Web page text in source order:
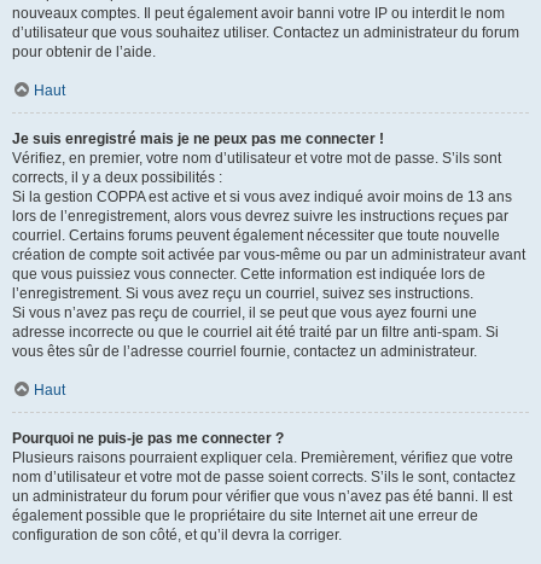
nouveaux comptes. Il peut également avoir banni votre IP ou interdit le nom
d’utilisateur que vous souhaitez utiliser. Contactez un administrateur du forum
pour obtenir de l’aide.
Haut
Je suis enregistré mais je ne peux pas me connecter !
Vérifiez, en premier, votre nom d’utilisateur et votre mot de passe. S’ils sont
corrects, il y a deux possibilités :
Si la gestion COPPA est active et si vous avez indiqué avoir moins de 13 ans
lors de l’enregistrement, alors vous devrez suivre les instructions reçues par
courriel. Certains forums peuvent également nécessiter que toute nouvelle
création de compte soit activée par vous-même ou par un administrateur avant
que vous puissiez vous connecter. Cette information est indiquée lors de
l’enregistrement. Si vous avez reçu un courriel, suivez ses instructions.
Si vous n’avez pas reçu de courriel, il se peut que vous ayez fourni une
adresse incorrecte ou que le courriel ait été traité par un filtre anti-spam. Si
vous êtes sûr de l’adresse courriel fournie, contactez un administrateur.
Haut
Pourquoi ne puis-je pas me connecter ?
Plusieurs raisons pourraient expliquer cela. Premièrement, vérifiez que votre
nom d’utilisateur et votre mot de passe soient corrects. S’ils le sont, contactez
un administrateur du forum pour vérifier que vous n’avez pas été banni. Il est
également possible que le propriétaire du site Internet ait une erreur de
configuration de son côté, et qu’il devra la corriger.